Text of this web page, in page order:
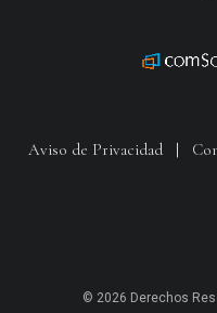
Aviso de Privacidad|
© 2026 Derechos